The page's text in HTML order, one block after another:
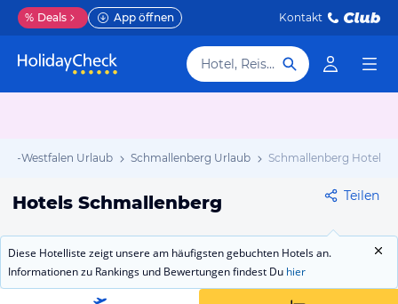
% Deals App öffnen Kontakt
Hotel, Reiseziel
Westfalen Urlaub Schmallenberg Urlaub Schmallenberg Hotels
Hotels Schmallenberg Teilen
Diese Hotelliste zeigt unsere am häufigsten gebuchten Hotels an.
Informationen zu Rankings und Bewertungen findest Du hier